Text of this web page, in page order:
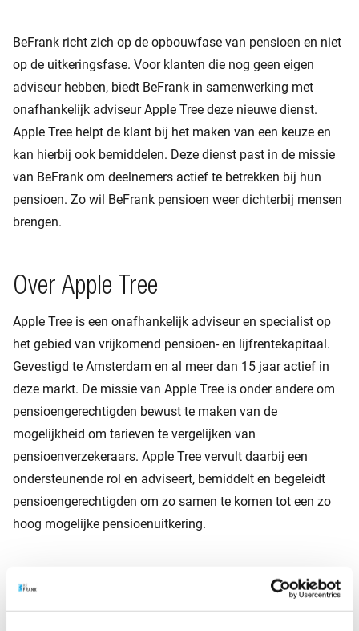
BeFrank richt zich op de opbouwfase van pensioen en niet
op de uitkeringsfase. Voor klanten die nog geen eigen
adviseur hebben, biedt BeFrank in samenwerking met
onafhankelijk adviseur Apple Tree deze nieuwe dienst.
Apple Tree helpt de klant bij het maken van een keuze en
kan hierbij ook bemiddelen. Deze dienst past in de missie
van BeFrank om deelnemers actief te betrekken bij hun
pensioen. Zo wil BeFrank pensioen weer dichterbij mensen
brengen.
Over Apple Tree
Apple Tree is een onafhankelijk adviseur en specialist op
het gebied van vrijkomend pensioen- en lijfrentekapitaal.
Gevestigd te Amsterdam en al meer dan 15 jaar actief in
deze markt. De missie van Apple Tree is onder andere om
pensioengerechtigden bewust te maken van de
mogelijkheid om tarieven te vergelijken van
pensioenverzekeraars. Apple Tree vervult daarbij een
ondersteunende rol en adviseert, bemiddelt en begeleidt
pensioengerechtigden om zo samen te komen tot een zo
hoog mogelijke pensioenuitkering.
Over BeFrank